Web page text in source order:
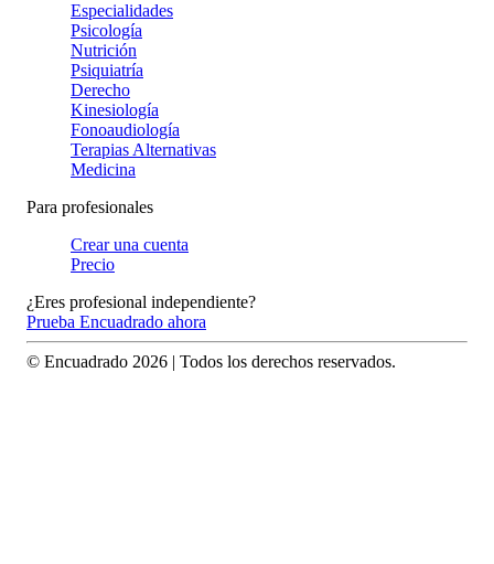
Especialidades
Psicología
Nutrición
Psiquiatría
Derecho
Kinesiología
Fonoaudiología
Terapias Alternativas
Medicina
Para profesionales
Crear una cuenta
Precio
¿Eres profesional independiente?
Prueba Encuadrado ahora
© Encuadrado 2026 | Todos los derechos reservados.